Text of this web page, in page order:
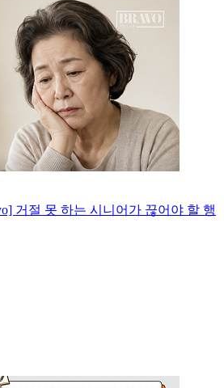
거절 못 하는 시니어가 끊어야 할 행